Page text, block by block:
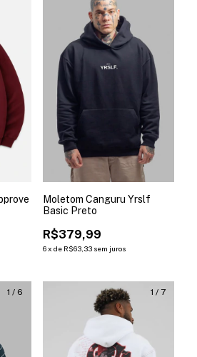
Moletom Canguru Yrslf
Basic Preto
R$379,99
6x de R$63,33 sem juros
1 / 6 1 / 7